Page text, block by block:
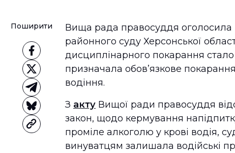
Поширити
Вища рада правосуддя
районного суду Херсонської
дисциплінарного покарання
призначала обов’язкове
водіння.
З акту Вищої ради правосуддя
закон, щодо кермування
проміле алкоголю у крові водія,
винуватцям залишала водійські